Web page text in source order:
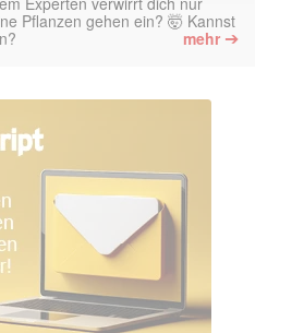
Pflanzen gehen ein? 🤯 Kannst
mehr ➔